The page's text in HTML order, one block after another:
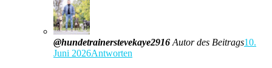
@hundetrainerstevekaye2916 Autor des Beitrags10.
Juni 2026Antworten